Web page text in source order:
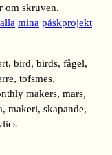
om skruven.
alla mina påskprojekt